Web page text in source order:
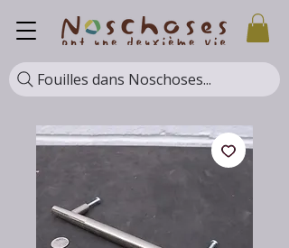
Fouilles dans Noschoses...